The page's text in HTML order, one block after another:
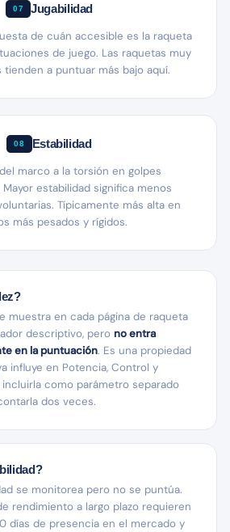
07
Jugabilidad
de cuán accesible es la raqueta
de juego. Las raquetas muy
tienden a puntuar más bajo aquí.
08
Estabilidad
marco a la torsión en golpes
estabilidad significa menos
Típicamente más alta en
más pesados y rígidos.
muestra en cada página de raqueta
descriptivo, pero no entra
en la puntuación. Es una propiedad
influye en Potencia, Control y
como parámetro separado
dos veces.
se monitorea pero no se puntúa.
rendimiento a largo plazo requieren
días de presencia en el mercado y